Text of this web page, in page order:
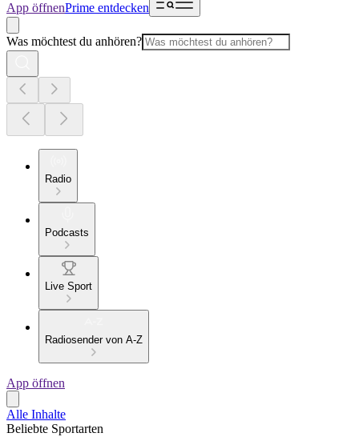
App öffnenPrime entdecken
Was möchtest du anhören?
Radio
Podcasts
Live Sport
Radiosender von A-Z
App öffnen
Alle Inhalte
Beliebte Sportarten